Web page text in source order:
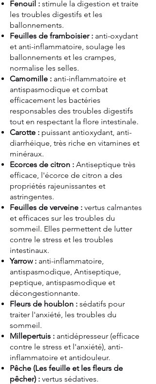
Fenouil : stimule la digestion et traite
les troubles digestifs et les
ballonnements.
Feuilles de framboisier : anti-oxydant
et anti-inflammatoire, soulage les
ballonnements et les crampes,
normalise les selles.
Camomille : anti-inflammatoire et
antispasmodique et combat
efficacement les bactéries
responsables des troubles digestifs
tout en respectant la flore intestinale.
Carotte : puissant antioxydant, anti-
diarrhéique, très riche en vitamines et
minéraux.
Ecorces de citron : Antiseptique très
efficace, l'écorce de citron a des
propriétés rajeunissantes et
astringentes.
Feuilles de verveine : vertus calmantes
et efficaces sur les troubles du
sommeil. Elles permettent de lutter
contre le stress et les troubles
intestinaux.
Yarrow : anti-inflammatoire,
antispasmodique, Antiseptique,
peptique, antispasmodique et
décongestionnante.
Fleurs de houblon : sédatifs pour
traiter l'anxiété, les troubles du
sommeil.
Millepertuis : antidépresseur (efficace
contre le stress et l'anxiété), anti-
inflammatoire et antidouleur.
Pêche (Les feuille et les fleurs de
pêcher) : vertus sédatives.